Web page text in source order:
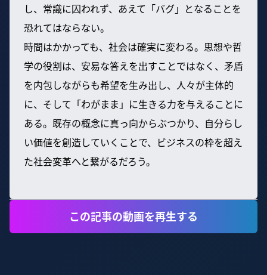
し、常識に囚われず、あえて「バグ」となることを
恐れてはならない。
時間はかかっても、社会は確実に変わる。思想や哲
学の役割は、安易な答えを出すことではなく、矛盾
を内包しながらも希望を生み出し、人々が主体的
に、そして「わがまま」に生きる力を与えることに
ある。既存の概念に真っ向からぶつかり、自分らし
い価値を創造していくことで、ビジネスの枠を超え
た社会変革へと繋がるだろう。
この記事の動画を再生する